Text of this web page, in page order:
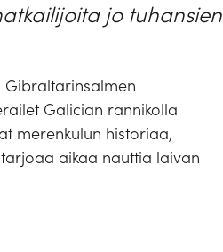
jo tuhansien
Gibraltarinsalmen
Galician rannikolla
merenkulun historiaa,
aikaa nauttia laivan